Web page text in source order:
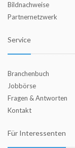
Bildnachweise
Partnernetzwerk
Service
Branchenbuch
Jobbörse
Fragen & Antworten
Kontakt
Für Interessenten